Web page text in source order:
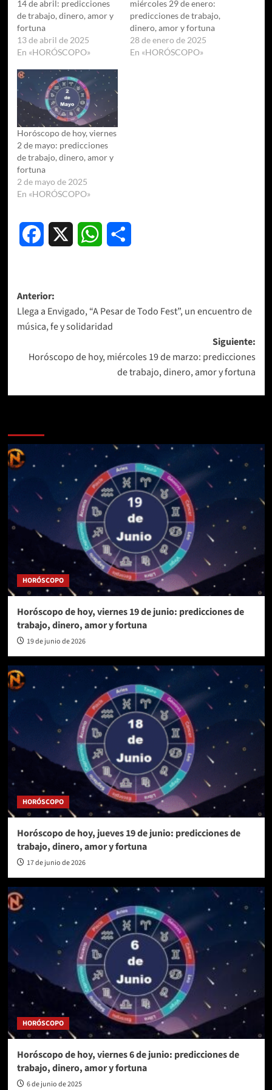
14 de abril: predicciones
de trabajo, dinero, amor y
fortuna
13 de abril de 2025
En «HORÓSCOPO»
miércoles 29 de enero:
predicciones de trabajo,
dinero, amor y fortuna
28 de enero de 2025
En «HORÓSCOPO»
Horóscopo de hoy, viernes
2 de mayo: predicciones
de trabajo, dinero, amor y
fortuna
2 de mayo de 2025
En «HORÓSCOPO»
Facebook WhatsApp
Navegación
de
entradas
Anterior:
Llega a Envigado, “A Pesar de Todo Fest”, un encuentro de
música, fe y solidaridad
Siguiente:
Horóscopo de hoy, miércoles 19 de marzo: predicciones
de trabajo, dinero, amor y fortuna
HORÓSCOPO
Horóscopo de hoy, viernes 19 de junio: predicciones de
trabajo, dinero, amor y fortuna
19 de junio de 2026
HORÓSCOPO
Horóscopo de hoy, jueves 19 de junio: predicciones de
trabajo, dinero, amor y fortuna
17 de junio de 2026
HORÓSCOPO
Horóscopo de hoy, viernes 6 de junio: predicciones de
trabajo, dinero, amor y fortuna
6 de junio de 2025